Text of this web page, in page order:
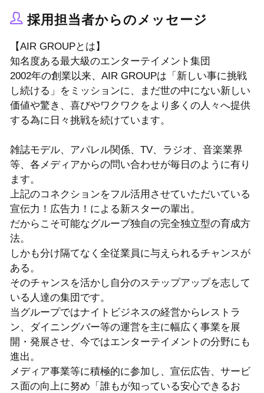
採用担当者からのメッセージ
【AIR GROUPとは】
知名度ある最大級のエンターテイメント集団
2002年の創業以来、AIR GROUPは「新しい事に挑戦
し続ける」をミッションに、まだ世の中にない新しい
価値や驚き、喜びやワクワクをより多くの人々へ提供
する為に日々挑戦を続けています。
雑誌モデル、アパレル関係、TV、ラジオ、音楽業界
等、各メディアからの問い合わせが毎日のように有り
ます。
上記のコネクションをフル活用させていただいている
宣伝力！広告力！による新スターの輩出。
だからこそ可能なグループ独自の完全独立型の育成方
法。
しかも分け隔てなく全従業員に与えられるチャンスが
ある。
そのチャンスを活かし自分のステップアップを志して
いる人達の集団です。
当グループではナイトビジネスの経営からレストラ
ン、ダイニングバー等の運営を主に幅広く事業を展
開・発展させ、今ではエンターテイメントの分野にも
進出。
メディア事業等に積極的に参加し、宣伝広告、サービ
ス面の向上に努め「誰もが知っている安心できるお